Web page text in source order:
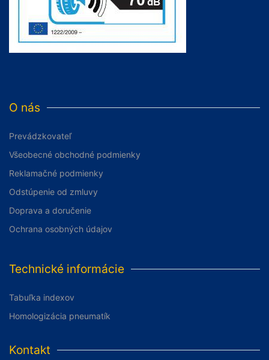
O nás
Prevádzkovateľ
Všeobecné obchodné podmienky
Reklamačné podmienky
Odstúpenie od zmluvy
Doprava a doručenie
Ochrana osobných údajov
Technické informácie
Tabuľka indexov
Homologizácia pneumatík
Kontakt